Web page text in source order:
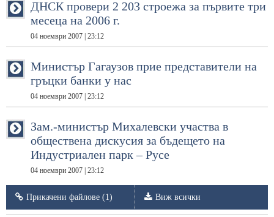
ДНСК провери 2 203 строежа за първите три
месеца на 2006 г.
04 ноември 2007 | 23:12
Министър Гагаузов прие представители на
гръцки банки у нас
04 ноември 2007 | 23:12
Зам.-министър Михалевски участва в
обществена дискусия за бъдещето на
Индустриален парк – Русе
04 ноември 2007 | 23:12
Прикачени файлове (1) Виж всички